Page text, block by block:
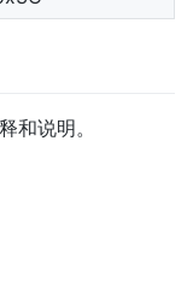
和说明。